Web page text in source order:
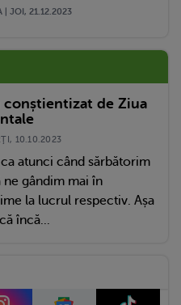
| JOI, 21.12.2023
de Ziua
10.10.2023
ca atunci când sărbătorim
ne gândim mai în
la lucrul respectiv. Așa
încă...